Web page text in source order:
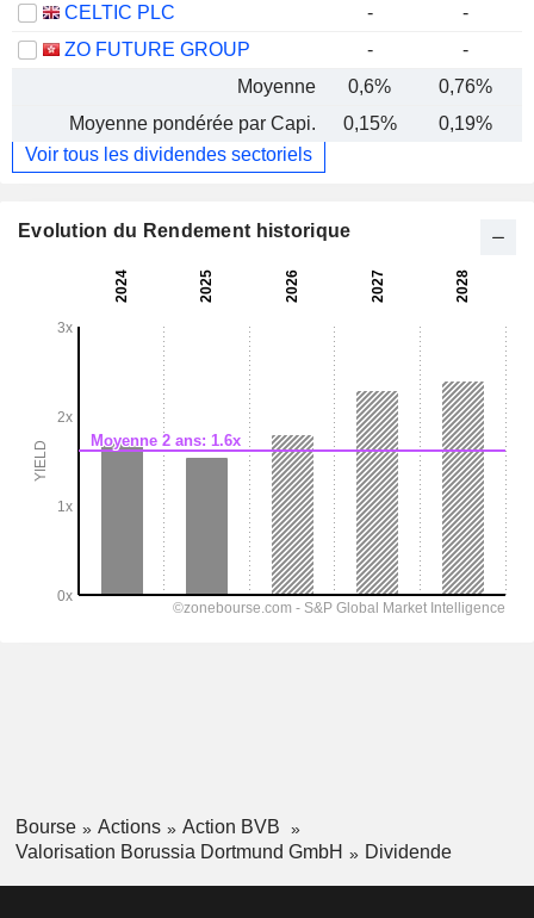
CELTIC PLC
-
-
ZO FUTURE GROUP
-
-
Moyenne
0,6% 0,76%
Moyenne pondérée par Capi.
0,15% 0,19%
Voir tous les dividendes sectoriels
Evolution du Rendement historique
Bourse Actions
Action BVB
Valorisation Borussia Dortmund GmbH
Dividende